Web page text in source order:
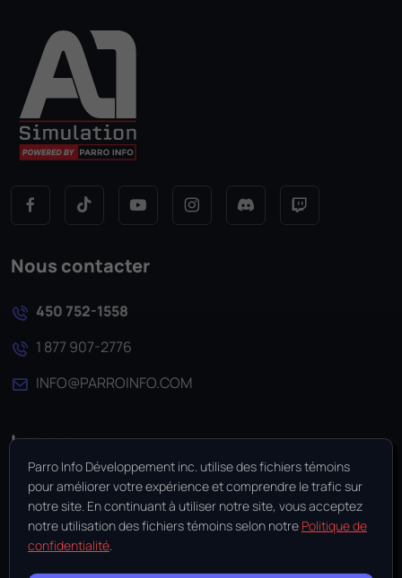
Nous contacter
450 752-1558
1 877 907-2776
INFO@PARROINFO.COM
Langue
EN
Gérer les fichiers témoins
Parro Info Développement inc. utilise des fichiers témoins
pour améliorer votre expérience et comprendre le trafic sur
notre site. En continuant à utiliser notre site, vous acceptez
notre utilisation des fichiers témoins selon notre Politique de
confidentialité.